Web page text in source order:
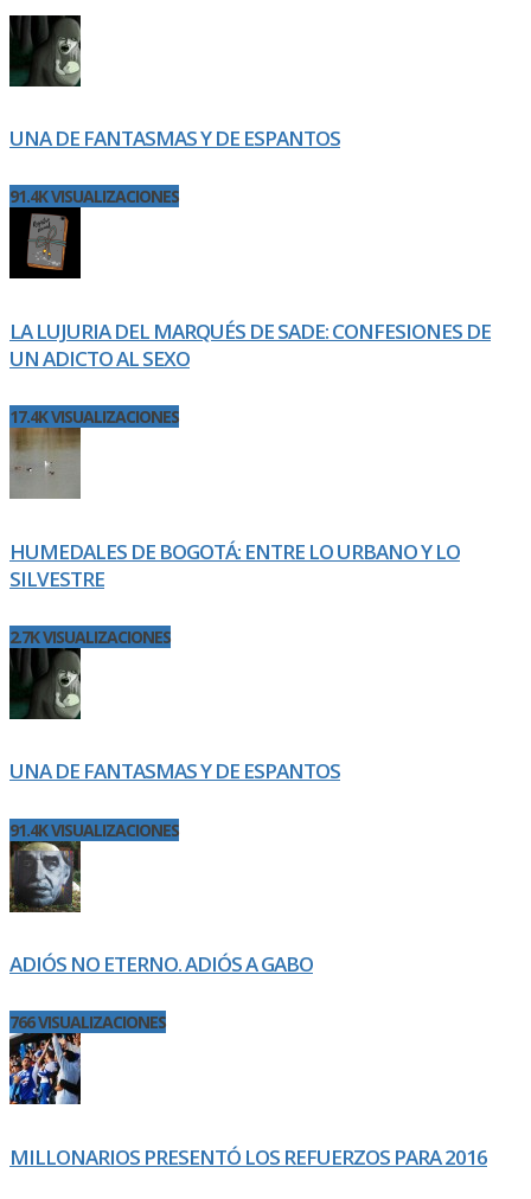
UNA DE FANTASMAS Y DE ESPANTOS
91.4K VISUALIZACIONES
LA LUJURIA DEL MARQUÉS DE SADE: CONFESIONES DE
UN ADICTO AL SEXO
17.4K VISUALIZACIONES
HUMEDALES DE BOGOTÁ: ENTRE LO URBANO Y LO
SILVESTRE
2.7K VISUALIZACIONES
UNA DE FANTASMAS Y DE ESPANTOS
91.4K VISUALIZACIONES
ADIÓS NO ETERNO. ADIÓS A GABO
766 VISUALIZACIONES
MILLONARIOS PRESENTÓ LOS REFUERZOS PARA 2016